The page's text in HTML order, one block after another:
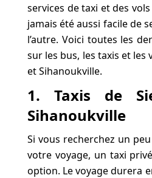
services de taxi et des
jamais été aussi facile de
l’autre. Voici toutes les
sur les bus, les taxis et les
et Sihanoukville.
1. Taxis de
Sihanoukville
Si vous recherchez un
votre voyage, un taxi
option. Le voyage durera